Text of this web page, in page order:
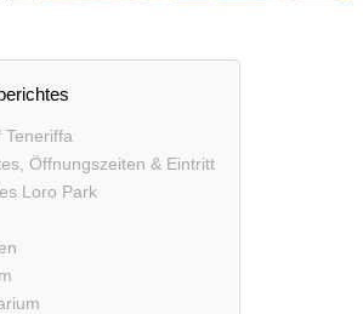
Teneriffa
Öffnungszeiten & Eintritt
Loro Park